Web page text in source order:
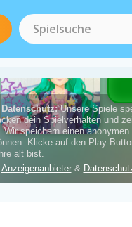
Fashion Spiele